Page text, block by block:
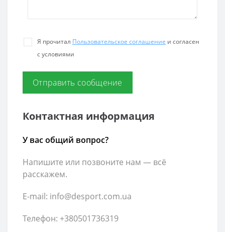
Я прочитал Пользовательское соглашение и согласен
с условиями
Контактная информация
У вас общий вопрос?
Напишите или позвоните нам — всё
расскажем.
E-mail: info@desport.com.ua
Телефон: +380501736319